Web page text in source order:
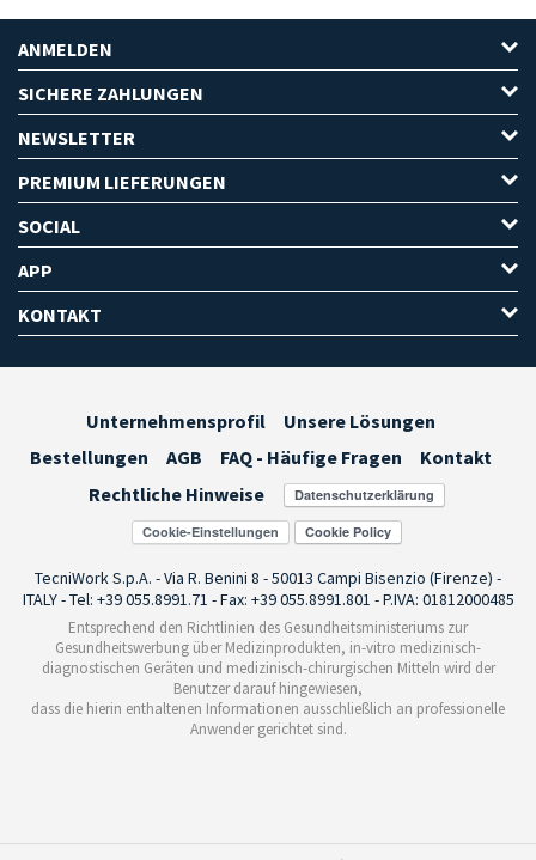
ANMELDEN
SICHERE ZAHLUNGEN
NEWSLETTER
PREMIUM LIEFERUNGEN
SOCIAL
APP
KONTAKT
Unternehmensprofil
Unsere Lösungen
Bestellungen
AGB FAQ - Häufige Fragen
Kontakt
Rechtliche Hinweise
Cookie-Einstellungen
TecniWork S.p.A. - Via R. Benini 8 - 50013 Campi Bisenzio (Firenze) -
ITALY - Tel: +39 055.8991.71 - Fax: +39 055.8991.801 - P.IVA: 01812000485
Entsprechend den Richtlinien des Gesundheitsministeriums zur
Gesundheitswerbung über Medizinprodukten, in-vitro medizinisch-
diagnostischen Geräten und medizinisch-chirurgischen Mitteln wird der
Benutzer darauf hingewiesen,
dass die hierin enthaltenen Informationen ausschließlich an professionelle
Anwender gerichtet sind.